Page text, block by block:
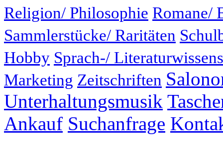
Religion/ Philosophie Romane/
Sammlerstücke/ Raritäten
Hobby Sprach-/
Marketing Zeitschriften
Unterhaltungsmusik
Ankauf Suchanfrage